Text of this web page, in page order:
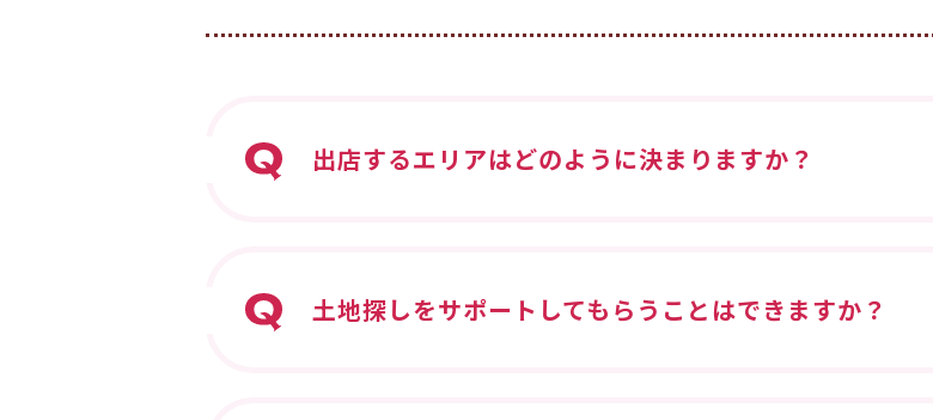
出店するエリアはどのように決まりますか？
土地探しをサポートしてもらうことはできますか？